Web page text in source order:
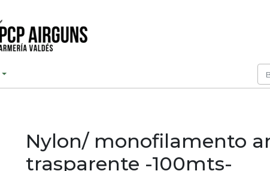
Nylon/ monofilamento
trasparente -100mts-